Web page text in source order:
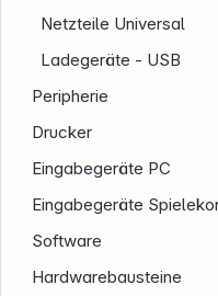
Netzteile Universal
Ladegeräte - USB
Peripherie
Drucker
Eingabegeräte PC
Eingabegeräte
Software
Hardwarebausteine